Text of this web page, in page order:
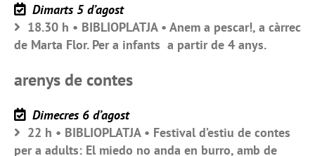
Dimarts 5 d’agost
18.30 h • BIBLIOPLATJA • Anem a pescar!, a càrrec
de Marta Flor. Per a infants a partir de 4 anys.
arenys de contes
Dimecres 6 d’agost
22 h • BIBLIOPLATJA • Festival d’estiu de contes
per a adults: El miedo no anda en burro, amb de